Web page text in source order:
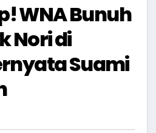
WNA Bunuh
Nori di
Suami